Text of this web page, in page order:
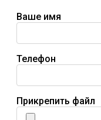
Ваше имя
Телефон
Прикрепить файл